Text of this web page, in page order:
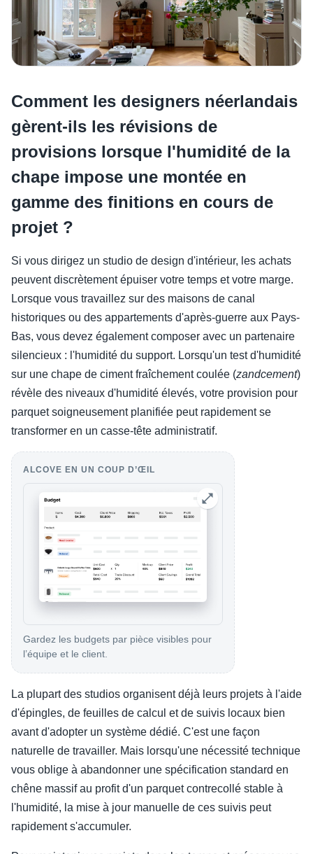
Comment les designers néerlandais
gèrent-ils les révisions de
provisions lorsque l'humidité de la
chape impose une montée en
gamme des finitions en cours de
projet ?
Si vous dirigez un studio de design d'intérieur, les achats
peuvent discrètement épuiser votre temps et votre marge.
Lorsque vous travaillez sur des maisons de canal
historiques ou des appartements d'après-guerre aux Pays-
Bas, vous devez également composer avec un partenaire
silencieux : l'humidité du support. Lorsqu'un test d'humidité
sur une chape de ciment fraîchement coulée (zandcement)
révèle des niveaux d'humidité élevés, votre provision pour
parquet soigneusement planifiée peut rapidement se
transformer en un casse-tête administratif.
ALCOVE EN UN COUP D’ŒIL
Gardez les budgets par pièce visibles pour
l’équipe et le client.
La plupart des studios organisent déjà leurs projets à l'aide
d'épingles, de feuilles de calcul et de suivis locaux bien
avant d'adopter un système dédié. C'est une façon
naturelle de travailler. Mais lorsqu'une nécessité technique
vous oblige à abandonner une spécification standard en
chêne massif au profit d'un parquet contrecollé stable à
l'humidité, la mise à jour manuelle de ces suivis peut
rapidement s'accumuler.